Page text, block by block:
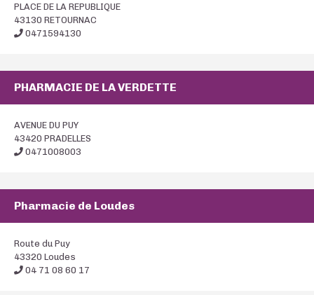
PLACE DE LA REPUBLIQUE
43130 RETOURNAC
0471594130
PHARMACIE DE LA VERDETTE
AVENUE DU PUY
43420 PRADELLES
0471008003
Pharmacie de Loudes
Route du Puy
43320 Loudes
04 71 08 60 17